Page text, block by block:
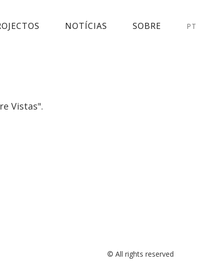
NOTÍCIAS SOBRE PT
Vistas".
© All rights reserved